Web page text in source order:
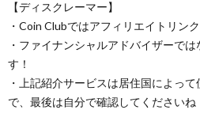
【ディスクレーマー】
・Coin Clubではアフィリエイトリン
・ファイナンシャルアドバイザーで
す！
・上記紹介サービスは居住国によっ
で、最後は自分で確認してくださいね